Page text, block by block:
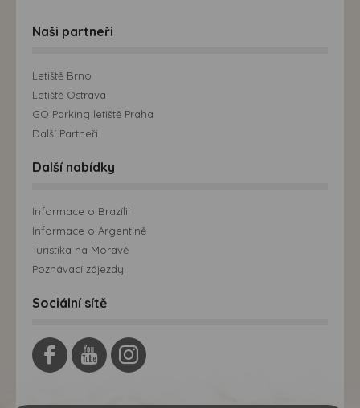
Naši partneři
Letiště Brno
Letiště Ostrava
GO Parking letiště Praha
Další Partneři
Další nabídky
Informace o Brazílii
Informace o Argentině
Turistika na Moravě
Poznávací zájezdy
Sociální sítě